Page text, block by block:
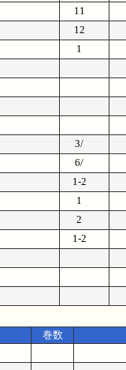
11
12
1
3/
6/
1-2
1
2
1-2
巻数